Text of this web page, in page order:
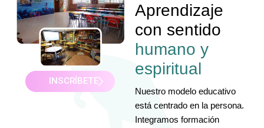
INSCRÍBETE
Aprendizaje
con sentido
humano y
espiritual
Nuestro modelo educativo
está centrado en la persona.
Integramos formación